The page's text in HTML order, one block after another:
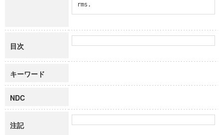
rms.
目次
キーワード
NDC
注記